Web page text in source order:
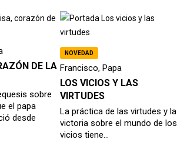
DE LA
sobre
el papa
desde
NOVEDAD
Francisco, Papa
LOS VICIOS Y LAS
VIRTUDES
La práctica de las virtudes y la
victoria sobre el mundo de los
vicios tiene…